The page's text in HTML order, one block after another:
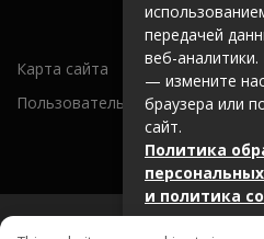
Карта сайта
Пользовательское соглашение
передачей
веб-аналитики.
— измените
браузера или
сайт.
Политика
и политика